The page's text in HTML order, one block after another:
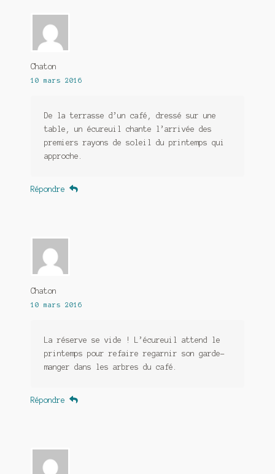
Chaton
10 mars 2016
De la terrasse d’un café, dressé sur une
table, un écureuil chante l’arrivée des
premiers rayons de soleil du printemps qui
approche.
Répondre
Chaton
10 mars 2016
La réserve se vide ! L’écureuil attend le
printemps pour refaire regarnir son garde-
manger dans les arbres du café.
Répondre